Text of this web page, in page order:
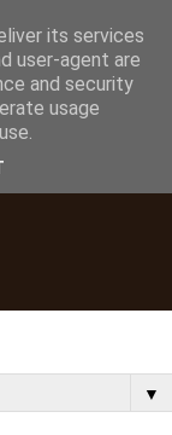
▼
its services
user-agent are
and security
usage